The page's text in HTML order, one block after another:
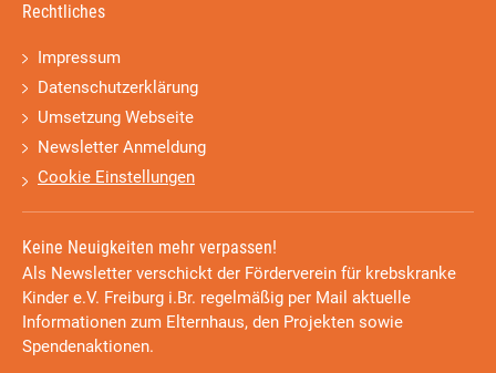
Rechtliches
Impressum
Datenschutzerklärung
Umsetzung Webseite
Newsletter Anmeldung
Cookie Einstellungen
Keine Neuigkeiten mehr verpassen!
Als Newsletter verschickt der Förderverein für krebskranke
Kinder e.V. Freiburg i.Br. regelmäßig per Mail aktuelle
Informationen zum Elternhaus, den Projekten sowie
Spendenaktionen.